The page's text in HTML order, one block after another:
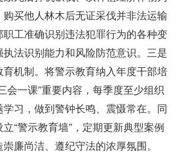
买他人林木后无证采伐并非法运输
工准确识别违法犯罪行为的各种变
法识别能力和风险防范意识。三是
机制。将警示教育纳入年度干部培
会一课”重要内容，每季度至少组织
习，做到警钟长鸣、震慑常在。同
“警示教育墙”，定期更新典型案例
廉尚洁、遵纪守法的浓厚氛围。